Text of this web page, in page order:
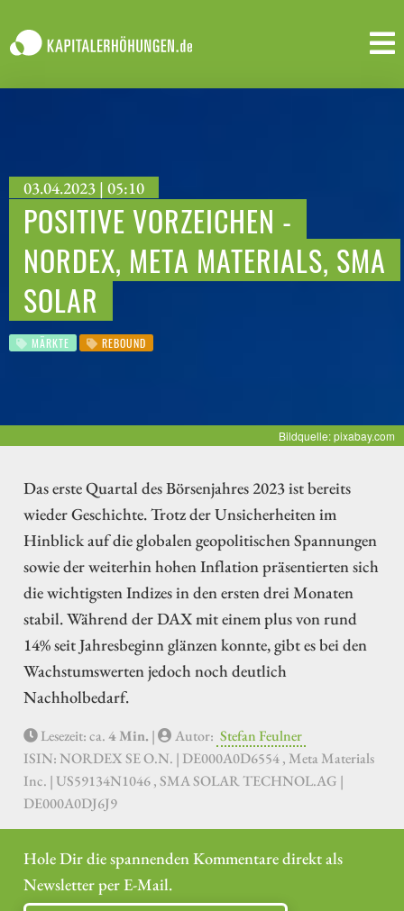
03.04.2023 | 05:10
POSITIVE VORZEICHEN -
NORDEX, META MATERIALS, SMA
SOLAR
MÄRKTE REBOUND
Bildquelle: pixabay.com
Das erste Quartal des Börsenjahres 2023 ist bereits
wieder Geschichte. Trotz der Unsicherheiten im
Hinblick auf die globalen geopolitischen Spannungen
sowie der weiterhin hohen Inflation präsentierten sich
die wichtigsten Indizes in den ersten drei Monaten
stabil. Während der DAX mit einem plus von rund
14% seit Jahresbeginn glänzen konnte, gibt es bei den
Wachstumswerten jedoch noch deutlich
Nachholbedarf.
Lesezeit: ca.4 Min. | Autor: Stefan Feulner
ISIN: NORDEX SE O.N. | DE000A0D6554 , Meta Materials
Inc. | US59134N1046 , SMA SOLAR TECHNOL.AG |
DE000A0DJ6J9
Hole Dir die spannenden Kommentare direkt als
Newsletter per E-Mail.